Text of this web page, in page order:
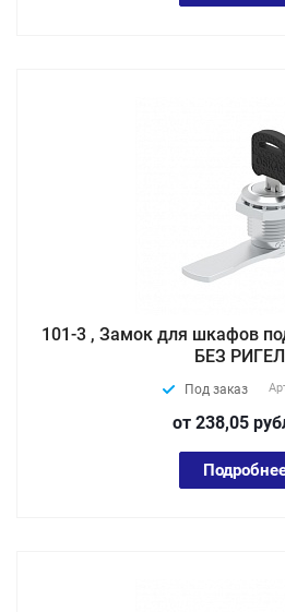
101-3 , Замок для шкафов
БЕЗ
Под заказ
от 238,05 руб